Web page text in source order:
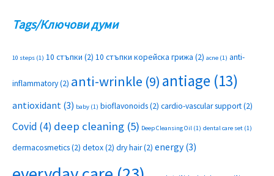
Tags/Ключови думи
10 steps (1) 10 стъпки (2) 10 стъпки корейска грижа (2) acne (1) anti-
inflammatory(2) anti-wrinkle (9) antiage (13)
antioxidant (3) baby (1) bioflavonoids(2) cardio-vascular support(2)
Covid (4) deep cleaning (5) Deep Cleansing Oil (1) dental care set (1)
dermacosmetics(2) detox(2) dry hair(2) energy (3)